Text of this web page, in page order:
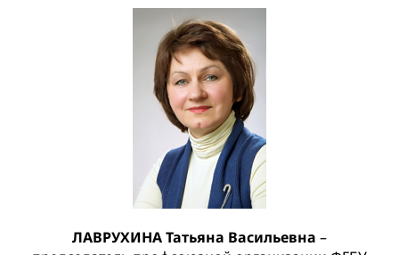
ЛАВРУХИНА Татьяна Васильевна –